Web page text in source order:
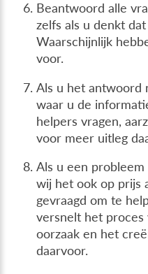
Beantwoord alle
zelfs als u denkt
Waarschijnlijk
voor.
Als u het
waar u de
helpers vragen,
voor meer uitleg
Als u een
wij het ook op prijs
gevraagd om te
versnelt het proces
oorzaak en het
daarvoor.